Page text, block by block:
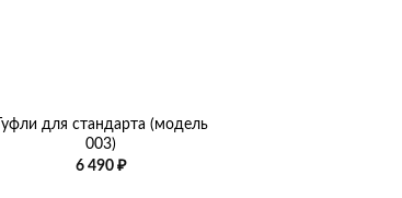
Туфли для стандарта (модель
003)
6 490 ₽